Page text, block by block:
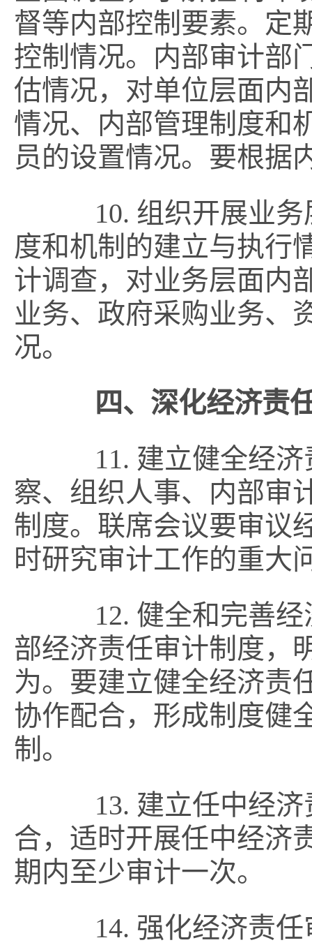
督等内部控制要素。定
控制情况。内部审计部
估情况，对单位层面内
情况、内部管理制度和
员的设置情况。要根据
10. 组织开展业务
度和机制的建立与执行
计调查，对业务层面内
业务、政府采购业务、
况。
四、深化经济责
11. 建立健全经济
察、组织人事、内部审
制度。联席会议要审议
时研究审计工作的重大
12. 健全和完善经
部经济责任审计制度，
为。要建立健全经济责
协作配合，形成制度健
制。
13. 建立任中经济
合，适时开展任中经济
期内至少审计一次。
14. 强化经济责任